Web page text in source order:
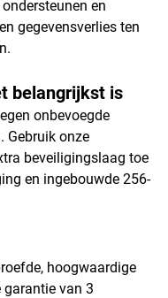
en
gegevensverlies ten
belangrijkst is
onbevoegde
Gebruik onze
beveiligingslaag toe
en ingebouwde 256-
hoogwaardige
garantie van 3